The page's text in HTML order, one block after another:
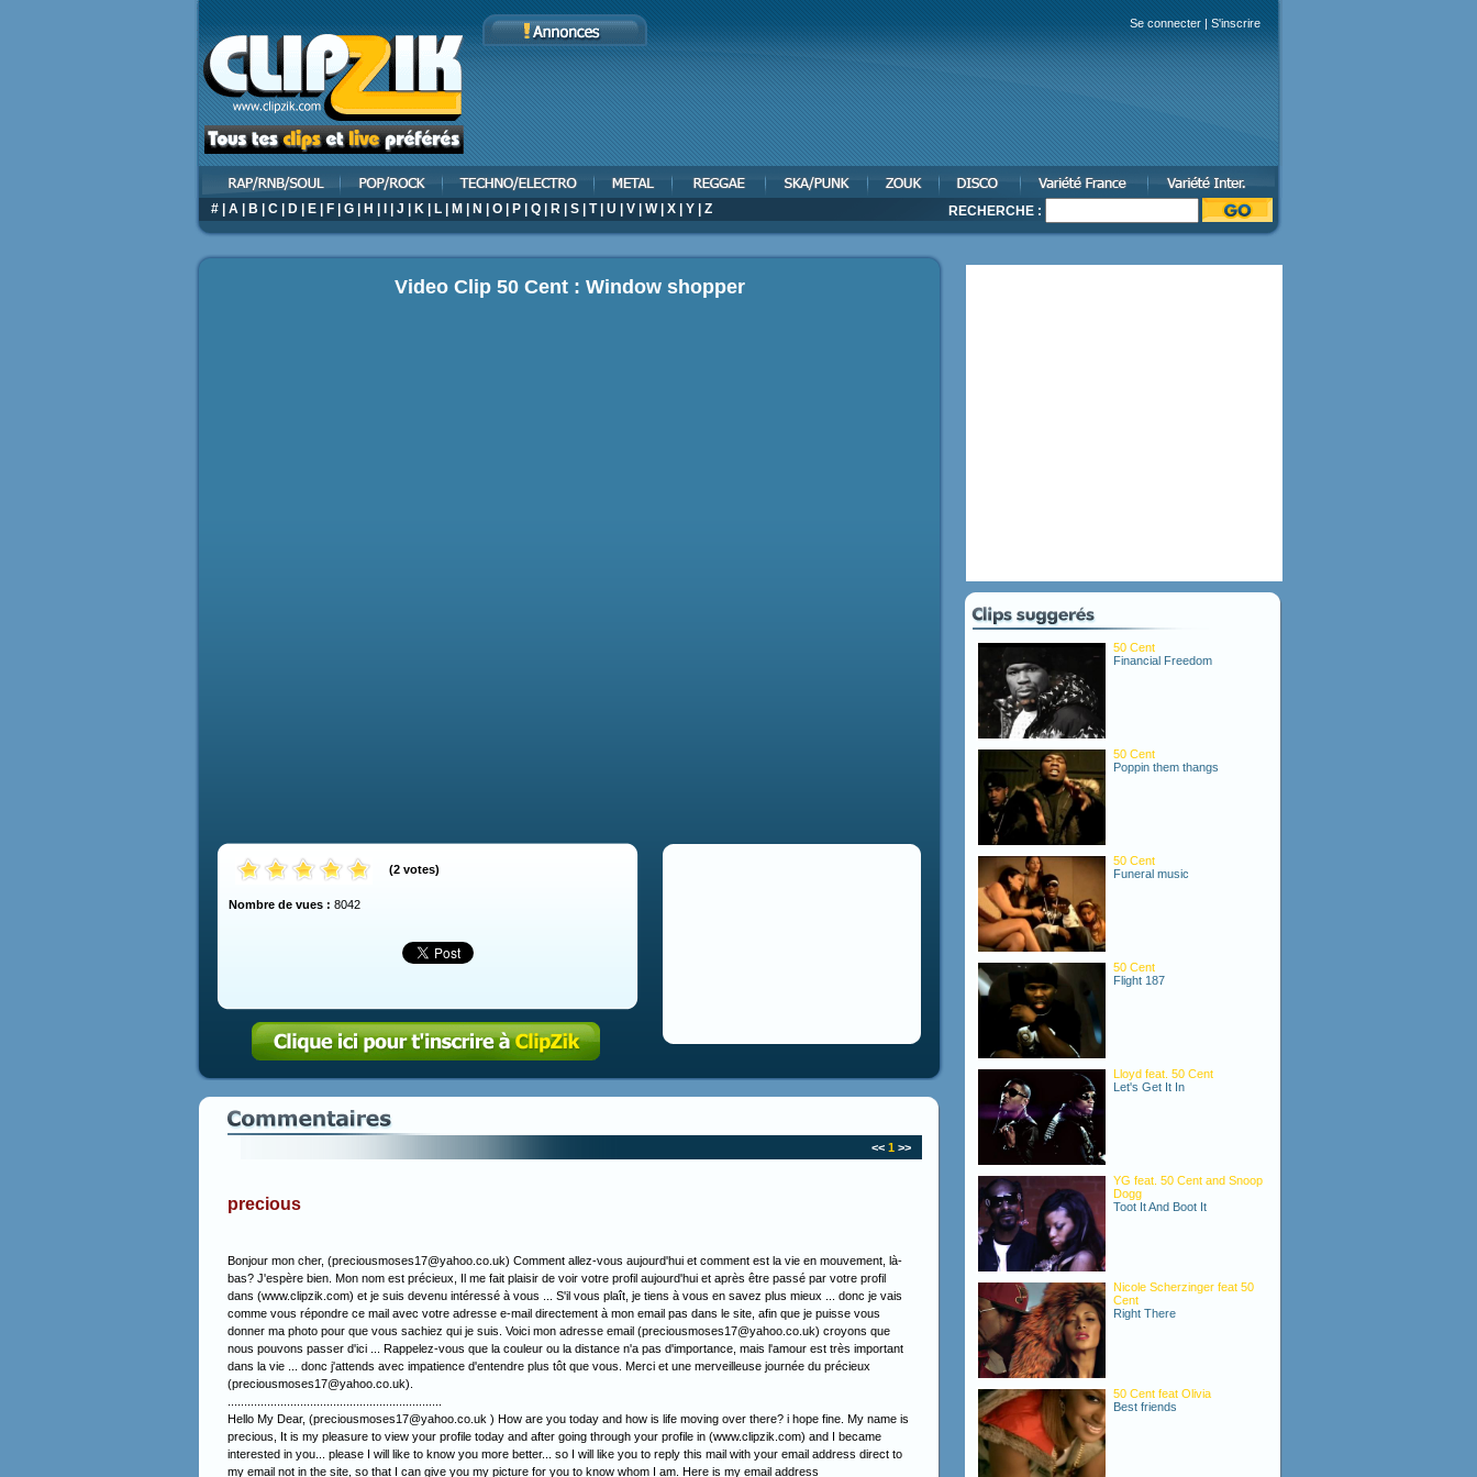
Se connecter | S'inscrire
# A B C D E F G H J K L M N O P Q R S T| U V W| X Y Z RECHERCHE :
Video Clip 50 Cent : Window shopper
(2 votes)
Nombre de vues : 8042
<< 1 >>
precious
Bonjour mon cher, (preciousmoses17@yahoo.co.uk) Comment allez-vous aujourd'hui et comment est la vie en mouvement, là-
bas? J'espère bien. Mon nom est précieux, Il me fait plaisir de voir votre profil aujourd'hui et après être passé par votre profil
dans (www.clipzik.com) et je suis devenu intéressé à vous ... S'il vous plaît, je tiens à vous en savez plus mieux ... donc je vais
comme vous répondre ce mail avec votre adresse e-mail directement à mon email pas dans le site, afin que je puisse vous
donner ma photo pour que vous sachiez qui je suis. Voici mon adresse email (preciousmoses17@yahoo.co.uk) croyons que
nous pouvons passer d'ici ... Rappelez-vous que la couleur ou la distance n'a pas d'importance, mais l'amour est très important
dans la vie ... donc j'attends avec impatience d'entendre plus tôt que vous. Merci et une merveilleuse journée du précieux
(preciousmoses17@yahoo.co.uk).
Hello My Dear, (preciousmoses17@yahoo.co.uk ) How are you today and how is life moving over there? i hope fine. My name is
precious, It is my pleasure to view your profile today and after going through your profile in (www.clipzik.com) and I became
interested in you... please I will like to know you more better... so I will like you to reply this mail with your email address direct to
my email not in the site, so that I can give you my picture for you to know whom I am. Here is my email address
50 Cent
Financial Freedom
50 Cent
Poppin them thangs
50 Cent
Funeral music
50 Cent
Flight 187
Lloyd feat. 50 Cent
Let's Get It In
YG feat. 50 Cent and Snoop
Dogg
Toot It And Boot It
Nicole Scherzinger feat 50
Cent
Right There
50 Cent feat Olivia
Best friends